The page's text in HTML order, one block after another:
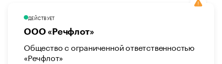
ДЕЙСТВУЕТ
ООО «Речфлот»
Общество с ограниченной ответственностью
«Речфлот»